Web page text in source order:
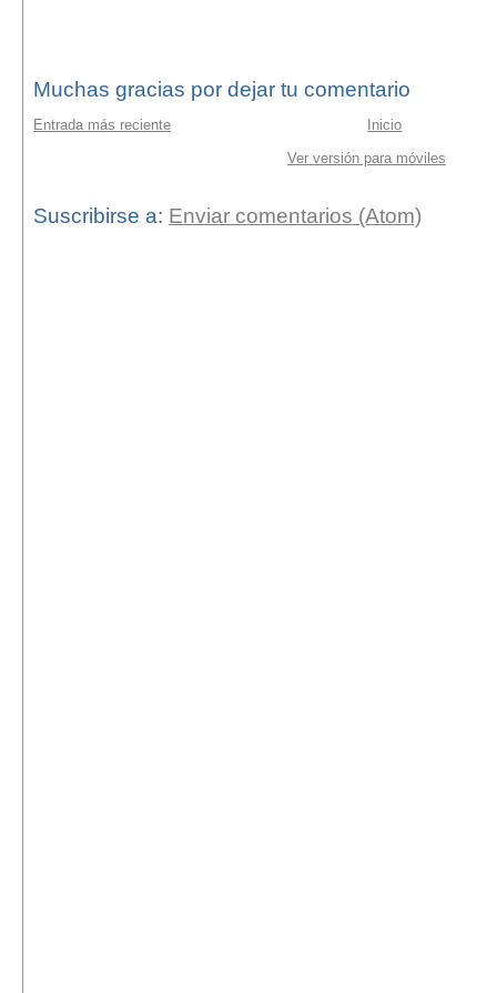
Muchas gracias por dejar tu comentario
Entrada más reciente
Inicio
Ver versión para móviles
Suscribirse a: Enviar comentarios (Atom)